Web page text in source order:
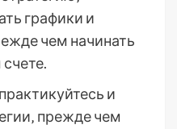
графики и
чем начинать
и
прежде чем